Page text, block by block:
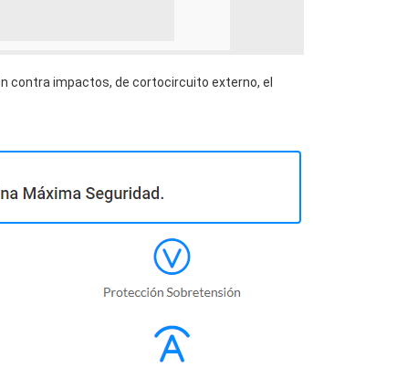
contra impactos, de cortocircuito externo, el